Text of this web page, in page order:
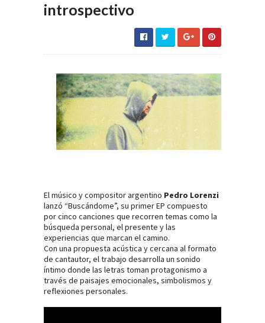
introspectivo
El músico y compositor argentino Pedro Lorenzi
lanzó “Buscándome”, su primer EP compuesto
por cinco canciones que recorren temas como la
búsqueda personal, el presente y las
experiencias que marcan el camino.
Con una propuesta acústica y cercana al formato
de cantautor, el trabajo desarrolla un sonido
íntimo donde las letras toman protagonismo a
través de paisajes emocionales, simbolismos y
reflexiones personales.